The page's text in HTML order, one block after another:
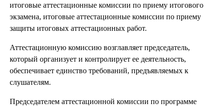
итоговые аттестационные комиссии по приему итогового
экзамена, итоговые аттестационные комиссии по приему
защиты итоговых аттестационных работ.
Аттестационную комиссию возглавляет председатель,
который организует и контролирует ее деятельность,
обеспечивает единство требований, предъявляемых к
слушателям.
Председателем аттестационной комиссии по программе